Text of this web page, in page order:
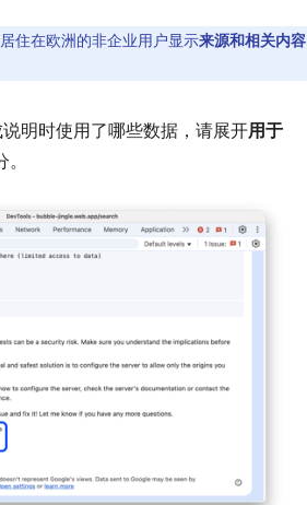
住在欧洲的非企业用户显示来源和相关内容
明时使用了哪些数据，请展开用于